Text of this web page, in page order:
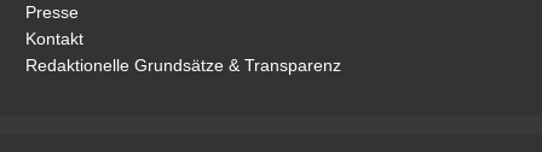
Presse
Kontakt
Redaktionelle Grundsätze & Transparenz